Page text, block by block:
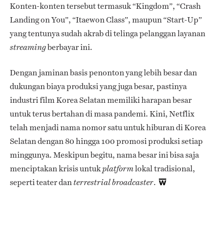
Konten-konten tersebut termasuk “Kingdom”, “Crash
Landing on You”, “Itaewon Class”, maupun “Start-Up”
yang tentunya sudah akrab di telinga pelanggan layanan
streamingberbayar ini.
Dengan jaminan basis penonton yang lebih besar dan
dukungan biaya produksi yang juga besar, pastinya
industri film Korea Selatan memiliki harapan besar
untuk terus bertahan di masa pandemi. Kini, Netflix
telah menjadi nama nomor satu untuk hiburan di Korea
Selatan dengan 80 hingga 100 promosi produksi setiap
minggunya. Meskipun begitu, nama besar ini bisa saja
menciptakan krisis untukplatformlokal tradisional,
seperti teater dan terrestrial broadcaster.